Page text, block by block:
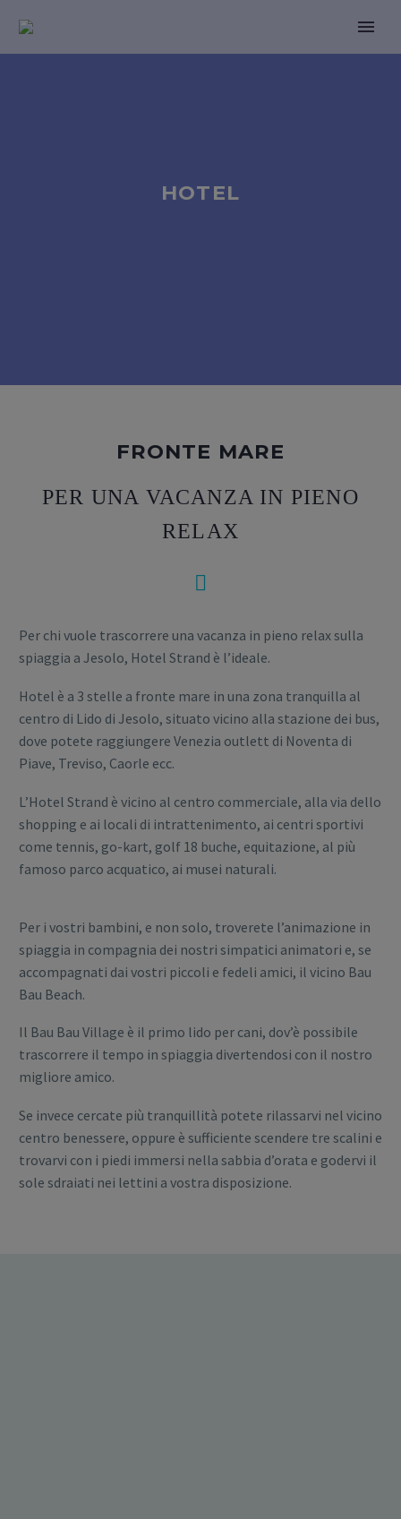
HOTEL
FRONTE MARE
PER UNA VACANZA IN PIENO
RELAX


Per chi vuole trascorrere una vacanza in pieno relax sulla
spiaggia a Jesolo, Hotel Strand è l’ideale.
Hotel è a 3 stelle a fronte mare in una zona tranquilla al
centro di Lido di Jesolo, situato vicino alla stazione dei bus,
dove potete raggiungere Venezia outlett di Noventa di
Piave, Treviso, Caorle ecc.
L’Hotel Strand è vicino al centro commerciale, alla via dello
shopping e ai locali di intrattenimento, ai centri sportivi
come tennis, go-kart, golf 18 buche, equitazione, al più
famoso parco acquatico, ai musei naturali.
Per i vostri bambini, e non solo, troverete l’animazione in
spiaggia in compagnia dei nostri simpatici animatori e, se
accompagnati dai vostri piccoli e fedeli amici, il vicino Bau
Bau Beach.
Il Bau Bau Village è il primo lido per cani, dov’è possibile
trascorrere il tempo in spiaggia divertendosi con il nostro
migliore amico.
Se invece cercate più tranquillità potete rilassarvi nel vicino
centro benessere, oppure è sufficiente scendere tre scalini e
trovarvi con i piedi immersi nella sabbia d’orata e godervi il
sole sdraiati nei lettini a vostra disposizione.